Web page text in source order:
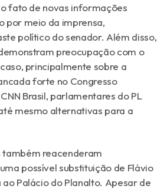
fato de novas informações
por meio da imprensa,
político do senador. Além disso,
preocupação com o
principalmente sobre a
forte no Congresso
Brasil, parlamentares do PL
mesmo alternativas para a
também reacenderam
possível substituição de Flávio
Palácio do Planalto. Apesar de